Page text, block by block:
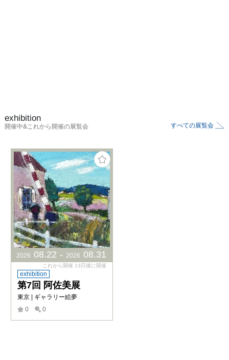
exhibition
開催中&これから開催の展覧会 すべての展覧会
2026 08.22 - 2026 08.31
これから開催 13日後に開催
exhibition
第7回 阿佐美展
東京 | ギャラリー絵夢
0
0